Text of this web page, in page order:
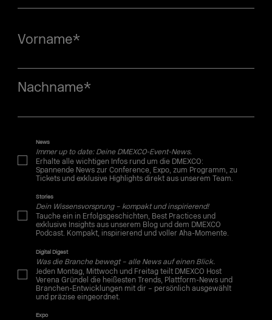
Vorname*
Nachname*
News
Immer up to date: Deine DMEXCO-Event-News.
Erhalte alle wichtigen Infos rund um die DMEXCO:
Spannende News zur Conference, Expo, zum Programm, zu
Tickets und exklusive Highlights direkt aus unserem Team.
Stories
Dein Wissensvorsprung – kompakt und inspirierend!
Tauche ein in Erfolgsgeschichten, Best Practices und
exklusive Insights aus unserem Blog und dem DMEXCO
Podcast. Kompakt, inspirierend und voller Aha-Momente.
Digital Digest
Was die Branche bewegt – alle News auf einen Blick.
Jeden Montag, Mittwoch und Freitag teilt DMEXCO Host
Verena Gründel die heißesten Trends, Plattform-News und
Branchen-Entwicklungen mit dir – persönlich ausgewählt
und präzise eingeordnet.
Expo